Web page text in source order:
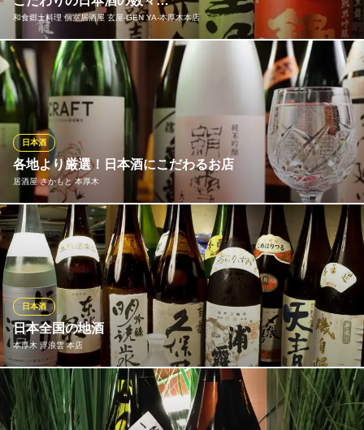
日本酒と牡蠣 モロツヨシ 本厚木店
本厚木◆牡蠣と日本酒
小田急小田原線本厚木駅 徒歩5分
神奈川県厚木市中町3-9-19 Mビル1F
和食郷土料理 個室居酒屋 玄屋‐GEN YA‐本厚木本店
店長が日本酒好きでして毎月毎月好みの日本酒をご用意しており
ます。 定番もの～プレミアム日本酒と幅広くご用意しておりま
す。
和食郷土料理 個室居酒屋 玄屋‐GEN YA‐本厚木本店
個室 和風創作居酒屋
小田急小田原線本厚木駅 徒歩2分
神奈川県厚木市中町2-5-1 3F
各地より厳選！日本酒にこだわるお店
居酒屋 さかもと 本厚木
日本酒
「さかもと」では、店主厳選の日本酒が種類豊富にご用意してお
ります。中には珍しい日本酒も。オシャレなワイングラス風のグ
ラスでたしなむ日本酒は格別。
居酒屋 さかもと 本厚木
日本酒と海鮮料理のお店
小田急小田原線本厚木駅 徒歩4分
神奈川県厚木市旭町1-22-22 3F
日本全国の地酒
本厚木 浮浪雲 本店
日本酒
店主が厳選した日本全国の地酒の数々!１５種類の地酒が1グラス5
00円で飲めます。